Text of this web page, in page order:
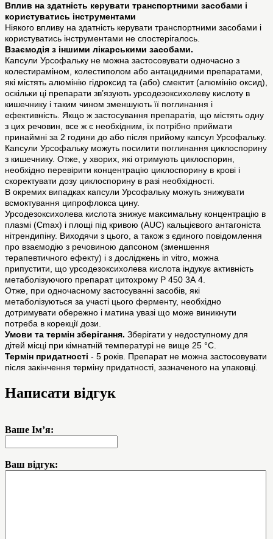
Вплив на здатність керувати транспортними засобами і
користуватись інструментами
Ніякого впливу на здатність керувати транспортними засобами і
користуватись інструментами не спостерігалось.
Взаємодія з іншими лікарськими засобами.
Капсули Урсофальку не можна застосовувати одночасно з
колестираміном, колестиполом або антацидними препаратами,
які містять алюмінію гідроксид та (або) смектит (алюмінію оксид),
оскільки ці препарати зв’язують урсодезоксихолеву кислоту в
кишечнику і таким чином зменшують її поглинання і
ефективність. Якщо ж застосування препаратів, що містять одну
з цих речовин, все ж є необхідним, їх потрібно приймати
принаймні за 2 години до або після прийому капсул Урсофальку.
Капсули Урсофальку можуть посилити поглинання циклоспорину
з кишечнику. Отже, у хворих, які отримують циклоспорин,
необхідно перевірити концентрацію циклоспорину в крові і
скоректувати дозу циклоспорину в разі необхідності.
В окремих випадках капсули Урсофальку можуть знижувати
всмоктування ципрофлокса цину.
Урсодезоксихолева кислота знижує максимальну концентрацію в
плазмі (Сmax) і площі під кривою (AUC) кальцієвого антагоніста
нітрендипіну. Виходячи з цього, а також з єдиного повідомлення
про взаємодію з речовиною дапсоном (зменшення
терапевтичного ефекту) і з досліджень in vitro, можна
припустити, що урсодезоксихолева кислота індукує активність
метаболізуючого препарат цитохрому Р 450 3А 4.
Отже, при одночасному застосуванні засобів, які
метаболізуються за участі цього ферменту, необхідно
дотримувати обережно і матина увазі що може виникнути
потреба в корекції дози.
Умови та термін зберігання. Зберігати у недоступному для
дітей місці при кімнатній температурі не вище 25 °С.
Термін придатності - 5 років. Препарат не можна застосовувати
після закінчення терміну придатності, зазначеного на упаковці.
Написати відгук
Ваше Ім’я:
Ваш відгук: